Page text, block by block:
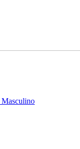
Masculino